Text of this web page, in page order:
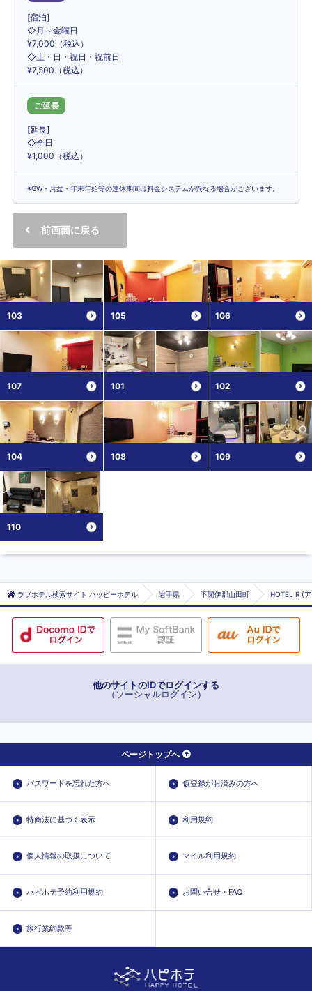
[宿泊]
◇月～金曜日
¥7,000（税込）
◇土・日・祝日・祝前日
¥7,500（税込）
ご延長
[延長]
◇全日
¥1,000（税込）
※GW・お盆・年末年始等の連休期間は料金システムが異なる場合がございます。
前画面に戻る
103 105 106
107 101 102
104 108 109
110
ラブホテル検索サイト ハッピーホテル 岩手県 下閉伊郡山田町 HOTEL R (
他のサイトのIDでログインする
（ソーシャルログイン）
ページトップへ
パスワードを忘れた方へ 仮登録がお済みの方へ
特商法に基づく表示 利用規約
個人情報の取扱について マイル利用規約
ハピホテ予約利用規約 お問い合せ・FAQ
旅行業約款等